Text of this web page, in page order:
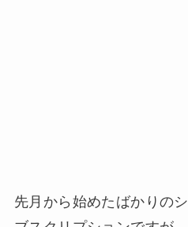
先月から始めたばかりの